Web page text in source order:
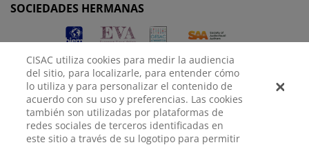
SOCIEDADES HERMANAS
AVISO
POLÍTICA DE
CONFIGURACIÓN DE
CISAC utiliza cookies para medir la audiencia
del sitio, para localizarle, para entender cómo
lo utiliza y para personalizar el contenido de
acuerdo con su uso y preferencias. Las cookies
también son utilizadas por plataformas de
redes sociales de terceros identificadas en
este sitio a través de su logotipo para permitir